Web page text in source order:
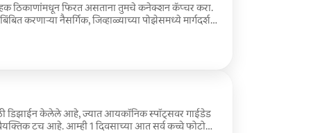
ठिकाणांमधून फिरत असताना तुमचे कनेक्शन कॅप्चर करा.
करणाऱ्या नैसर्गिक, जिव्हाळ्याच्या पोझेसमध्ये मार्गदर्शन
कच्चे फोटो असलेली लिंक शेअर करतो जेणेकरून तुम्ही
निवडू शकता. तुमचे 40 संपादित फोटो 4 दिवसांच्या
डिझाईन केलेले आहे, ज्यात आयकॉनिक स्पॉट्सवर गाईडेड
टच आहे. आम्ही 1 दिवसाच्या आत सर्व कच्चे फोटो